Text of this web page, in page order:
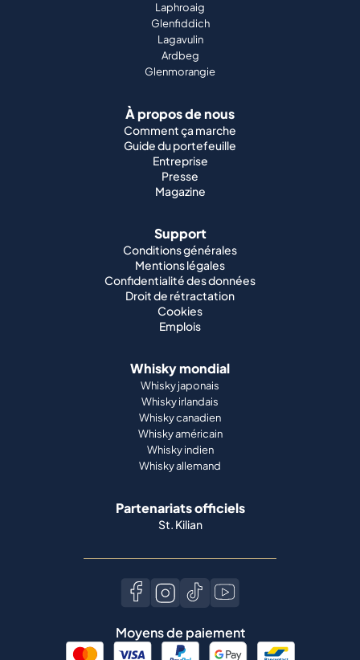
Laphroaig
Glenfiddich
Lagavulin
Ardbeg
Glenmorangie
À propos de nous
Comment ça marche
Guide du portefeuille
Entreprise
Presse
Magazine
Support
Conditions générales
Mentions légales
Confidentialité des données
Droit de rétractation
Cookies
Emplois
Whisky mondial
Whisky japonais
Whisky irlandais
Whisky canadien
Whisky américain
Whisky indien
Whisky allemand
Partenariats officiels
St. Kilian
Moyens de paiement